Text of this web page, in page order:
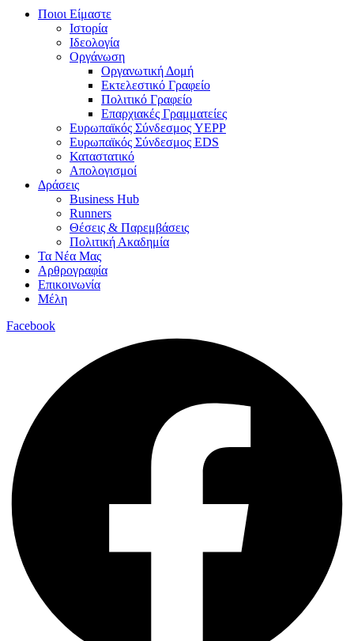
Ποιοι Είμαστε
Ιστορία
Ιδεολογία
Οργάνωση
Οργανωτική Δομή
Εκτελεστικό Γραφείο
Πολιτικό Γραφείο
Επαρχιακές Γραμματείες
Ευρωπαϊκός Σύνδεσμος YEPP
Ευρωπαϊκός Σύνδεσμος EDS
Καταστατικό
Απολογισμοί
Δράσεις
Business Hub
Runners
Θέσεις & Παρεμβάσεις
Πολιτική Ακαδημία
Τα Νέα Μας
Αρθρογραφία
Επικοινωνία
Μέλη
Facebook